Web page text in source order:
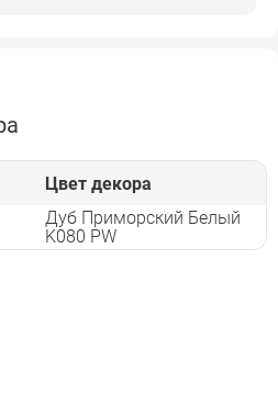
Цвет декора
Дуб Приморский Белый
K080 PW